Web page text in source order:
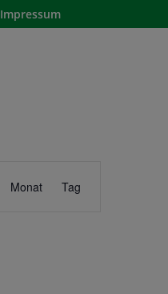
Impressum
Ansichten-
Monat Tag